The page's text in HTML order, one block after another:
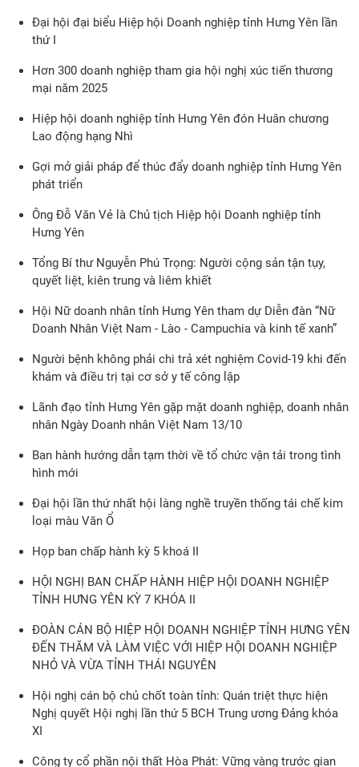
Đại hội đại biểu Hiệp hội Doanh nghiệp tỉnh Hưng Yên lần
thứ I
Hơn 300 doanh nghiệp tham gia hội nghị xúc tiến thương
mại năm 2025
Hiệp hội doanh nghiệp tỉnh Hưng Yên đón Huân chương
Lao động hạng Nhì
Gợi mở giải pháp để thúc đẩy doanh nghiệp tỉnh Hưng Yên
phát triển
Ông Đỗ Văn Vẻ là Chủ tịch Hiệp hội Doanh nghiệp tỉnh
Hưng Yên
Tổng Bí thư Nguyễn Phú Trọng: Người cộng sản tận tụy,
quyết liệt, kiên trung và liêm khiết
Hội Nữ doanh nhân tỉnh Hưng Yên tham dự Diễn đàn “Nữ
Doanh Nhân Việt Nam - Lào - Campuchia và kinh tế xanh”
Người bệnh không phải chi trả xét nghiệm Covid-19 khi đến
khám và điều trị tại cơ sở y tế công lập
Lãnh đạo tỉnh Hưng Yên gặp mặt doanh nghiệp, doanh nhân
nhân Ngày Doanh nhân Việt Nam 13/10
Ban hành hướng dẫn tạm thời về tổ chức vận tải trong tình
hình mới
Đại hội lần thứ nhất hội làng nghề truyền thống tái chế kim
loại màu Văn Ổ
Họp ban chấp hành kỳ 5 khoá II
HỘI NGHỊ BAN CHẤP HÀNH HIỆP HỘI DOANH NGHIỆP
TỈNH HƯNG YÊN KỲ 7 KHÓA II
ĐOÀN CÁN BỘ HIỆP HỘI DOANH NGHIỆP TỈNH HƯNG YÊN
ĐẾN THĂM VÀ LÀM VIỆC VỚI HIỆP HỘI DOANH NGHIỆP
NHỎ VÀ VỪA TỈNH THÁI NGUYÊN
Hội nghị cán bộ chủ chốt toàn tỉnh: Quán triệt thực hiện
Nghị quyết Hội nghị lần thứ 5 BCH Trung ương Đảng khóa
XI
Công ty cổ phần nội thất Hòa Phát: Vững vàng trước gian